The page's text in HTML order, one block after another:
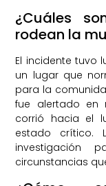
¿Cuáles
rodean la
El incidente tuvo
un lugar que
para la
fue alertado en
corrió hacia el
estado crítico.
investigación
circunstancias